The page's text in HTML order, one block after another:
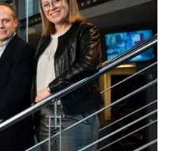
hiusmuotoiluun,